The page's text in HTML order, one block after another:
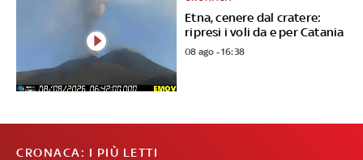
Etna, cenere dal cratere:
ripresi i voli da e per Catania
08 ago - 16:38
CRONACA: I PIÙ LETTI